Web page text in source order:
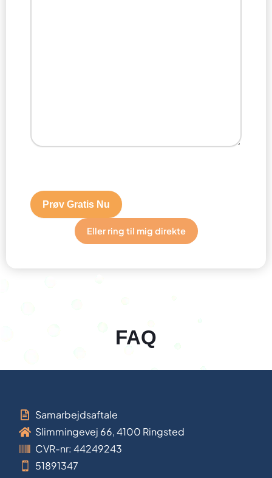
Prøv Gratis Nu
Eller ring til mig direkte
FAQ
Samarbejdsaftale
Slimmingevej 66, 4100 Ringsted
CVR-nr: 44249243
51891347